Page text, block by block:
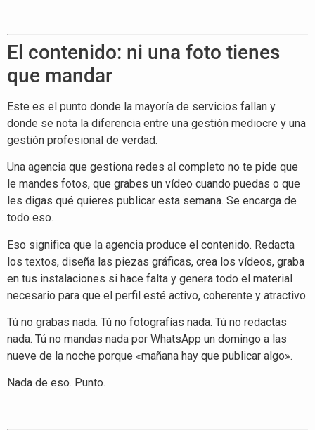
El contenido: ni una foto tienes
que mandar
Este es el punto donde la mayoría de servicios fallan y
donde se nota la diferencia entre una gestión mediocre y una
gestión profesional de verdad.
Una agencia que gestiona redes al completo no te pide que
le mandes fotos, que grabes un vídeo cuando puedas o que
les digas qué quieres publicar esta semana. Se encarga de
todo eso.
Eso significa que la agencia produce el contenido. Redacta
los textos, diseña las piezas gráficas, crea los vídeos, graba
en tus instalaciones si hace falta y genera todo el material
necesario para que el perfil esté activo, coherente y atractivo.
Tú no grabas nada. Tú no fotografías nada. Tú no redactas
nada. Tú no mandas nada por WhatsApp un domingo a las
nueve de la noche porque «mañana hay que publicar algo».
Nada de eso. Punto.